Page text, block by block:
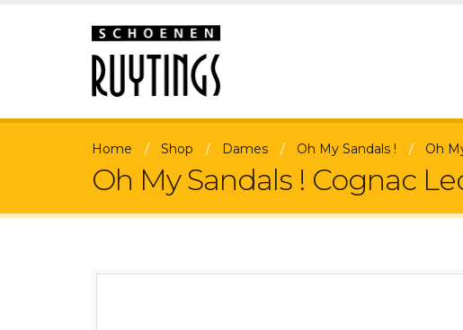
Home Shop Dames Oh My Sandals ! Oh
Oh My Sandals ! Cognac